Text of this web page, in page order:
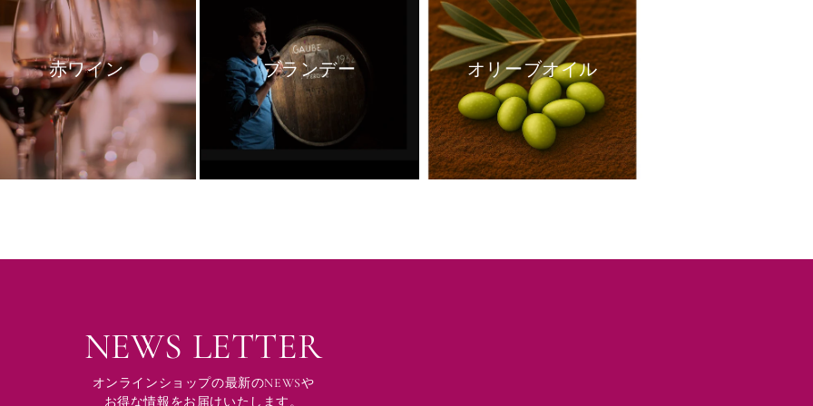
赤ワイン ブランデー オリーブオイル
NEWS LETTER
オンラインショップの最新のNEWSや
お得な情報をお届けいたします。